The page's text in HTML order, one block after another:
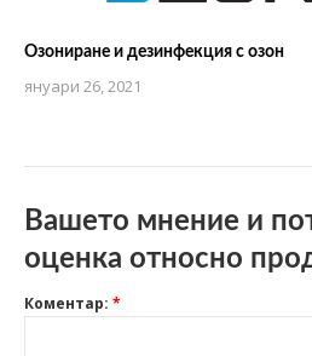
Озониране и дезинфекция с озон
януари 26, 2021
Вашето мнение и
оценка относно
Коментар: *